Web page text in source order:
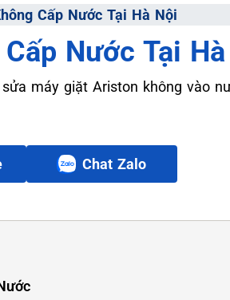
Cấp Nước Tại Hà Nội
Nước Tại
máy giặt Ariston không vào
Chat Zalo